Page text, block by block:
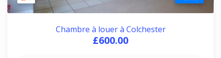
Chambre à louer à Colchester
£600.00